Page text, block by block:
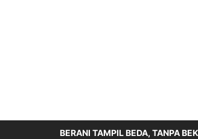
BERANI TAMPIL BEDA, TANPA